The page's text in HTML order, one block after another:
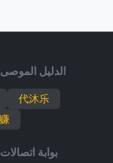
الدليل
代沐乐
بوابة